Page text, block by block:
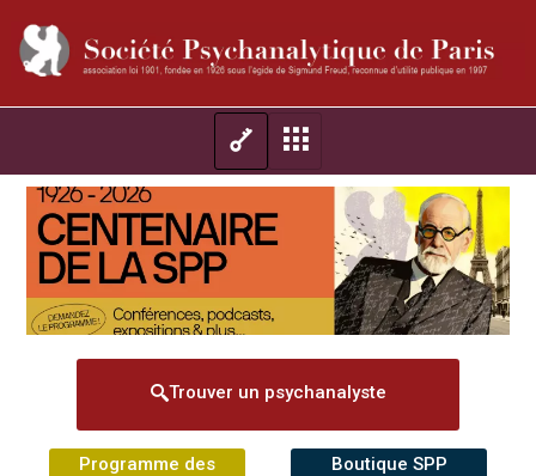
Trouver un psychanalyste
Programme des
Boutique SPP